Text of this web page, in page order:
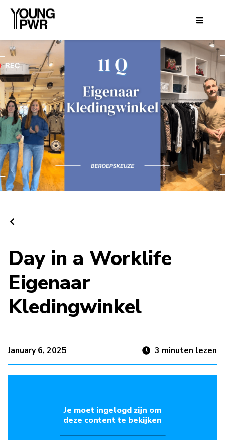
Day in a Worklife
Eigenaar
Kledingwinkel
January 6, 2025 3 minuten lezen
Je moet ingelogd zijn om
deze content te bekijken